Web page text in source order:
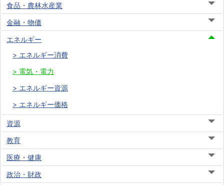
食品・農林水産業
金融・物価
エネルギー
エネルギー消費
電気・電力
エネルギー資源
エネルギー価格
資源
教育
医療・健康
政治・財政